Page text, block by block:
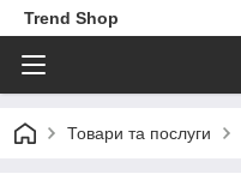
Trend Shop
Товари та послуги